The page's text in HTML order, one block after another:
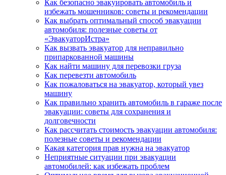
Как безопасно эвакуировать автомобиль и
избежать мошенников: советы и рекомендации
Как выбрать оптимальный способ эвакуации
автомобиля: полезные советы от
«ЭвакуаторИстра»
Как вызвать эвакуатор для неправильно
припаркованной машины
Как найти машину для перевозки груза
Как перевезти автомобиль
Как пожаловаться на эвакуатор, который увез
машину
Как правильно хранить автомобиль в гараже после
эвакуации: советы для сохранения и
долговечности
Как рассчитать стоимость эвакуации автомобиля:
полезные советы и рекомендации
Какая категория прав нужна на эвакуатор
Неприятные ситуации при эвакуации
автомобилей: как избежать проблем